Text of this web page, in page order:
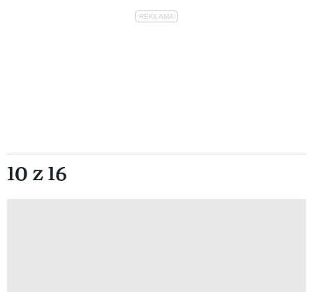
10 z 16